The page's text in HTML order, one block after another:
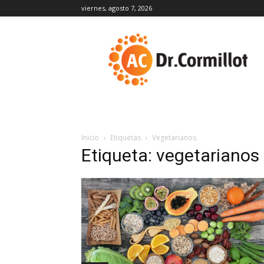
viernes, agosto 7, 2026
Inicio Etiquetas Vegetarianos
Etiqueta: vegetarianos